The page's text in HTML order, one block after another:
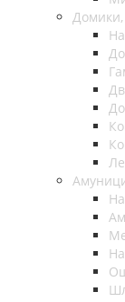
Домики,